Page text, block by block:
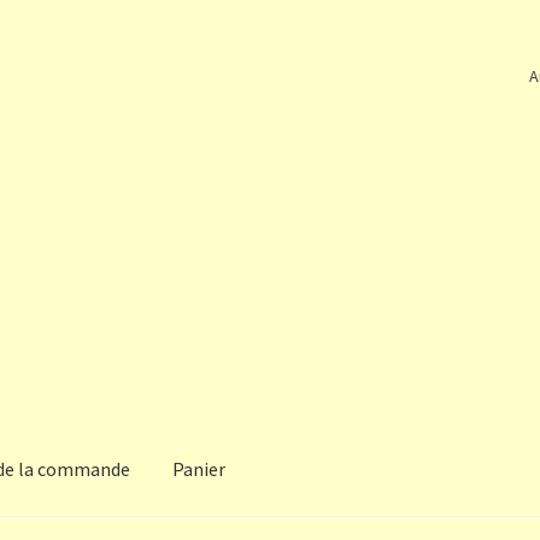
la commande Panier